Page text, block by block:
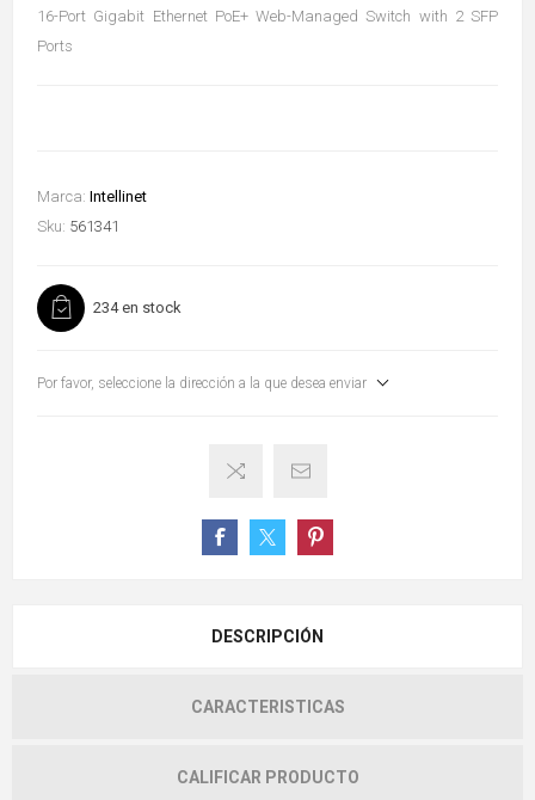
16-Port Gigabit Ethernet PoE+ Web-Managed Switch with 2 SFP
Ports
Marca: Intellinet
Sku: 561341
234 en stock
Por favor, seleccione la dirección a la que desea enviar
DESCRIPCIÓN
CARACTERISTICAS
CALIFICAR PRODUCTO